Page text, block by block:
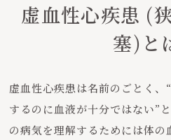
虚血性心疾患 (
塞)と
虚血性心疾患は名前のごとく、
するのに血液が十分ではない”
の病気を理解するためには体の